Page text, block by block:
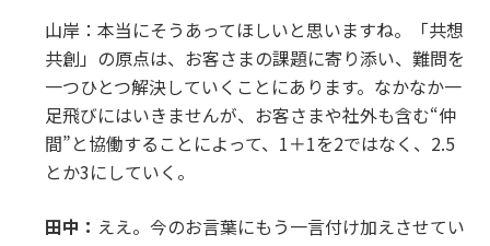
山岸：本当にそうあってほしいと思いますね。「共想
共創」の原点は、お客さまの課題に寄り添い、難問を
一つひとつ解決していくことにあります。なかなか一
足飛びにはいきませんが、お客さまや社外も含む“仲
間”と協働することによって、1＋1を2ではなく、2.5
とか3にしていく。
田中： ええ。今のお言葉にもう一言付け加えさせてい